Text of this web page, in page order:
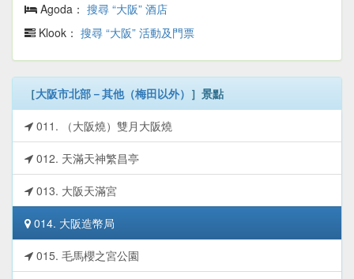
Agoda： 搜尋 “大阪” 酒店
Klook： 搜尋 “大阪” 活動及門票
［大阪市北部－其他（梅田以外） ］景點
011. （大阪燒）雙月大阪燒
012. 天滿天神繁昌亭
013. 大阪天滿宮
014. 大阪造幣局
015. 毛馬櫻之宮公園